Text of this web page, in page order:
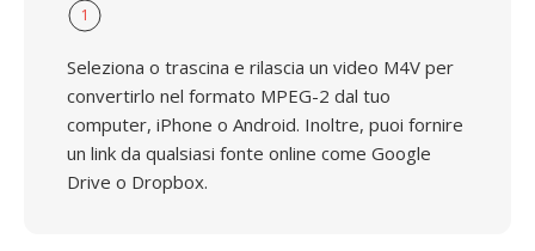
1
Seleziona o trascina e rilascia un video M4V per
convertirlo nel formato MPEG-2 dal tuo
computer, iPhone o Android. Inoltre, puoi fornire
un link da qualsiasi fonte online come Google
Drive o Dropbox.